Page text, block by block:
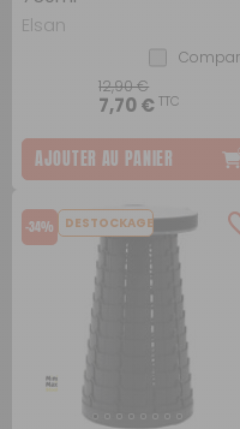
Elsan
12,90 €
7,70 €TTC
AJOUTER AU PANIER
-34% DESTOCKAGE